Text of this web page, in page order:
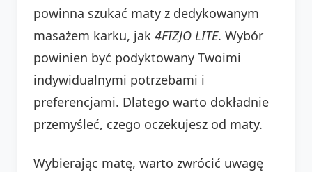
powinna szukać maty z dedykowanym
masażem karku, jak 4FIZJO LITE. Wybór
powinien być podyktowany Twoimi
indywidualnymi potrzebami i
preferencjami. Dlatego warto dokładnie
przemyśleć, czego oczekujesz od maty.
Wybierając matę, warto zwrócić uwagę